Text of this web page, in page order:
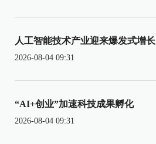
人工智能技术产业迎来爆发式增长
2026-08-04 09:31
“AI+创业”加速科技成果孵化
2026-08-04 09:31